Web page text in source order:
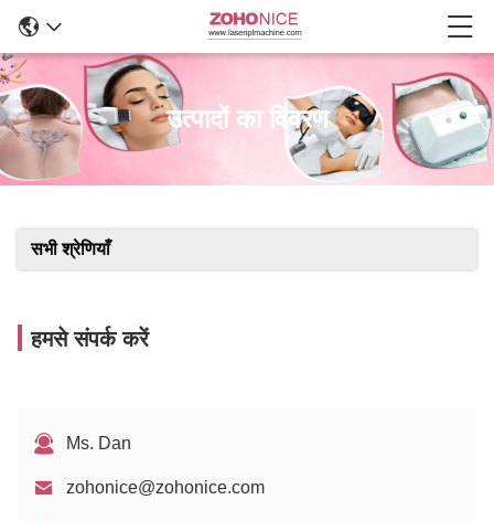
उत्पादों का विवरण
सभी श्रेणियाँ
हमसे संपर्क करें
Ms. Dan
zohonice@zohonice.com